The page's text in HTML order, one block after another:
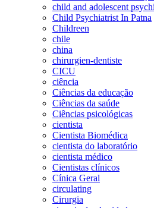
child and adolescent
Child Psychiatrist In Patna
Childreen
chile
china
chirurgien-dentiste
CICU
ciência
Ciências da educação
Ciências da saúde
Ciências psicológicas
cientista
Cientista Biomédica
cientista do laboratório
cientista médico
Cientistas clínicos
Cínica Geral
circulating
Cirurgia